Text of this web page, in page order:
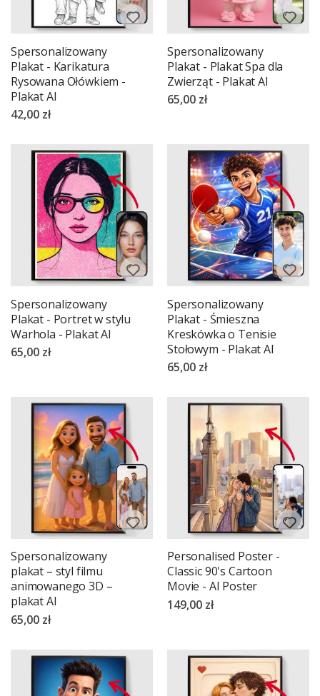
Spersonalizowany
Plakat - Karikatura
Rysowana Ołówkiem -
Plakat AI
42,00 zł
Spersonalizowany
Plakat - Plakat Spa dla
Zwierząt - Plakat AI
65,00 zł
Spersonalizowany
Plakat - Portret w stylu
Warhola - Plakat AI
65,00 zł
Spersonalizowany
Plakat - Śmieszna
Kreskówka o Tenisie
Stołowym - Plakat AI
65,00 zł
Spersonalizowany
plakat – styl filmu
animowanego 3D –
plakat AI
65,00 zł
Personalised Poster -
Classic 90's Cartoon
Movie - AI Poster
149,00 zł